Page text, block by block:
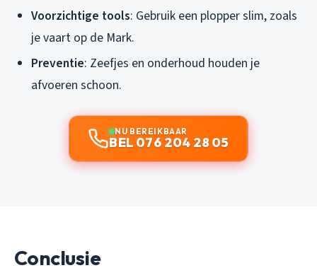
Voorzichtige tools: Gebruik een plopper slim, zoals
je vaart op de Mark.
Preventie: Zeefjes en onderhoud houden je
afvoeren schoon.
NU BEREIKBAAR
BEL 076 204 28 05
Conclusie